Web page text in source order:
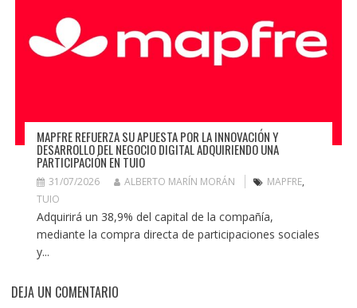
MAPFRE REFUERZA SU APUESTA POR LA INNOVACIÓN Y
DESARROLLO DEL NEGOCIO DIGITAL ADQUIRIENDO UNA
PARTICIPACIÓN EN TUIO
31/07/2026 ALBERTO MARÍN MORÁN MAPFRE,
TUIO
Adquirirá un 38,9% del capital de la compañía,
mediante la compra directa de participaciones sociales
y...
DEJA UN COMENTARIO